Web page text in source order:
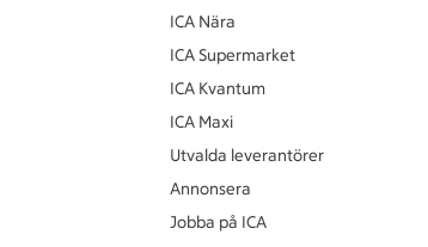
ICA Nära
ICA Supermarket
ICA Kvantum
ICA Maxi
Utvalda leverantörer
Annonsera
Jobba på ICA